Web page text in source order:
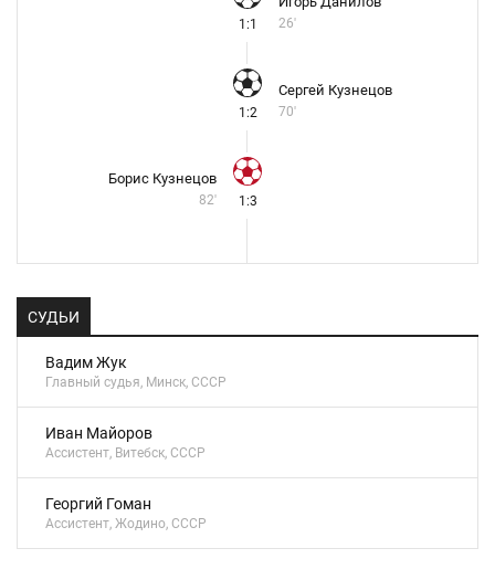
1:1 26'
1:2
Сергей Кузнецов
70'
Борис Кузнецов
82' 1:3
СУДЬИ
Вадим Жук
Главный судья, Минск, СССР
Иван Майоров
Ассистент, Витебск, СССР
Георгий Гоман
Ассистент, Жодино, СССР